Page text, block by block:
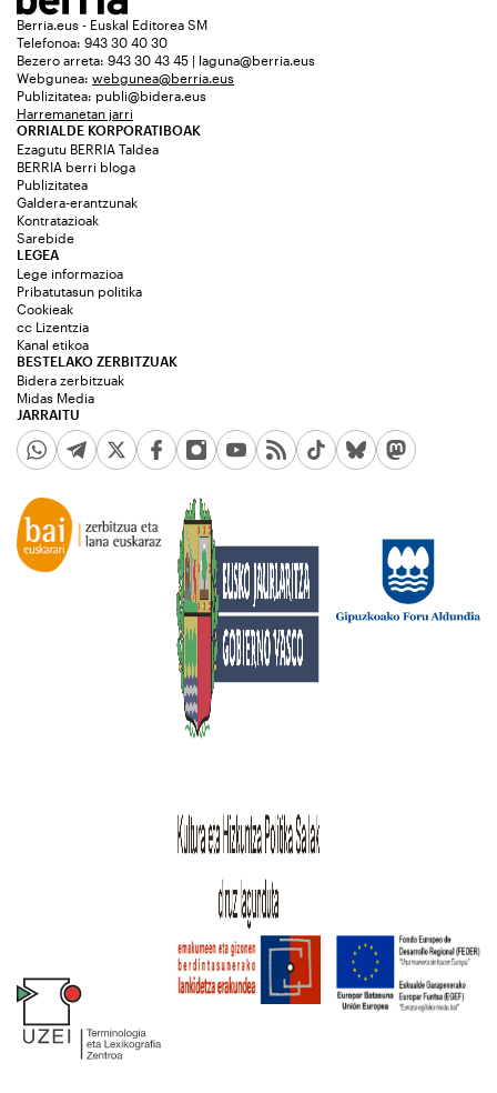
Berria.eus - Euskal Editorea SM
Telefonoa: 943 30 40 30
Bezero arreta: 943 30 43 45 | laguna@berria.eus
Webgunea: webgunea@berria.eus
Publizitatea: publi@bidera.eus
Harremanetan jarri
ORRIALDE KORPORATIBOAK
Ezagutu BERRIA Taldea
BERRIA berri bloga
Publizitatea
Galdera-erantzunak
Kontratazioak
Sarebide
JARRAITU
LEGEA
Lege informazioa
Pribatutasun politika
Cookieak
cc Lizentzia
Kanal etikoa
BESTELAKO ZERBITZUAK
Bidera zerbitzuak
Midas Media